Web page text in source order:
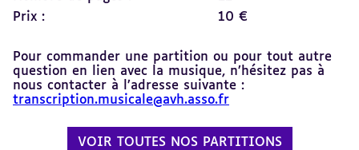
Prix :
10 €
Pour commander une partition ou pour tout autre
question en lien avec la musique, n’hésitez pas à
nous contacter à l’adresse suivante :
transcription.musicale@avh.asso.fr
VOIR TOUTES NOS PARTITIONS